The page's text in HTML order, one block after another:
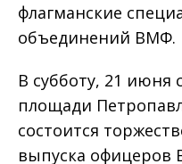
флагманские
объединений ВМФ.
В субботу, 21 июня
площади
состоится
выпуска офицеров